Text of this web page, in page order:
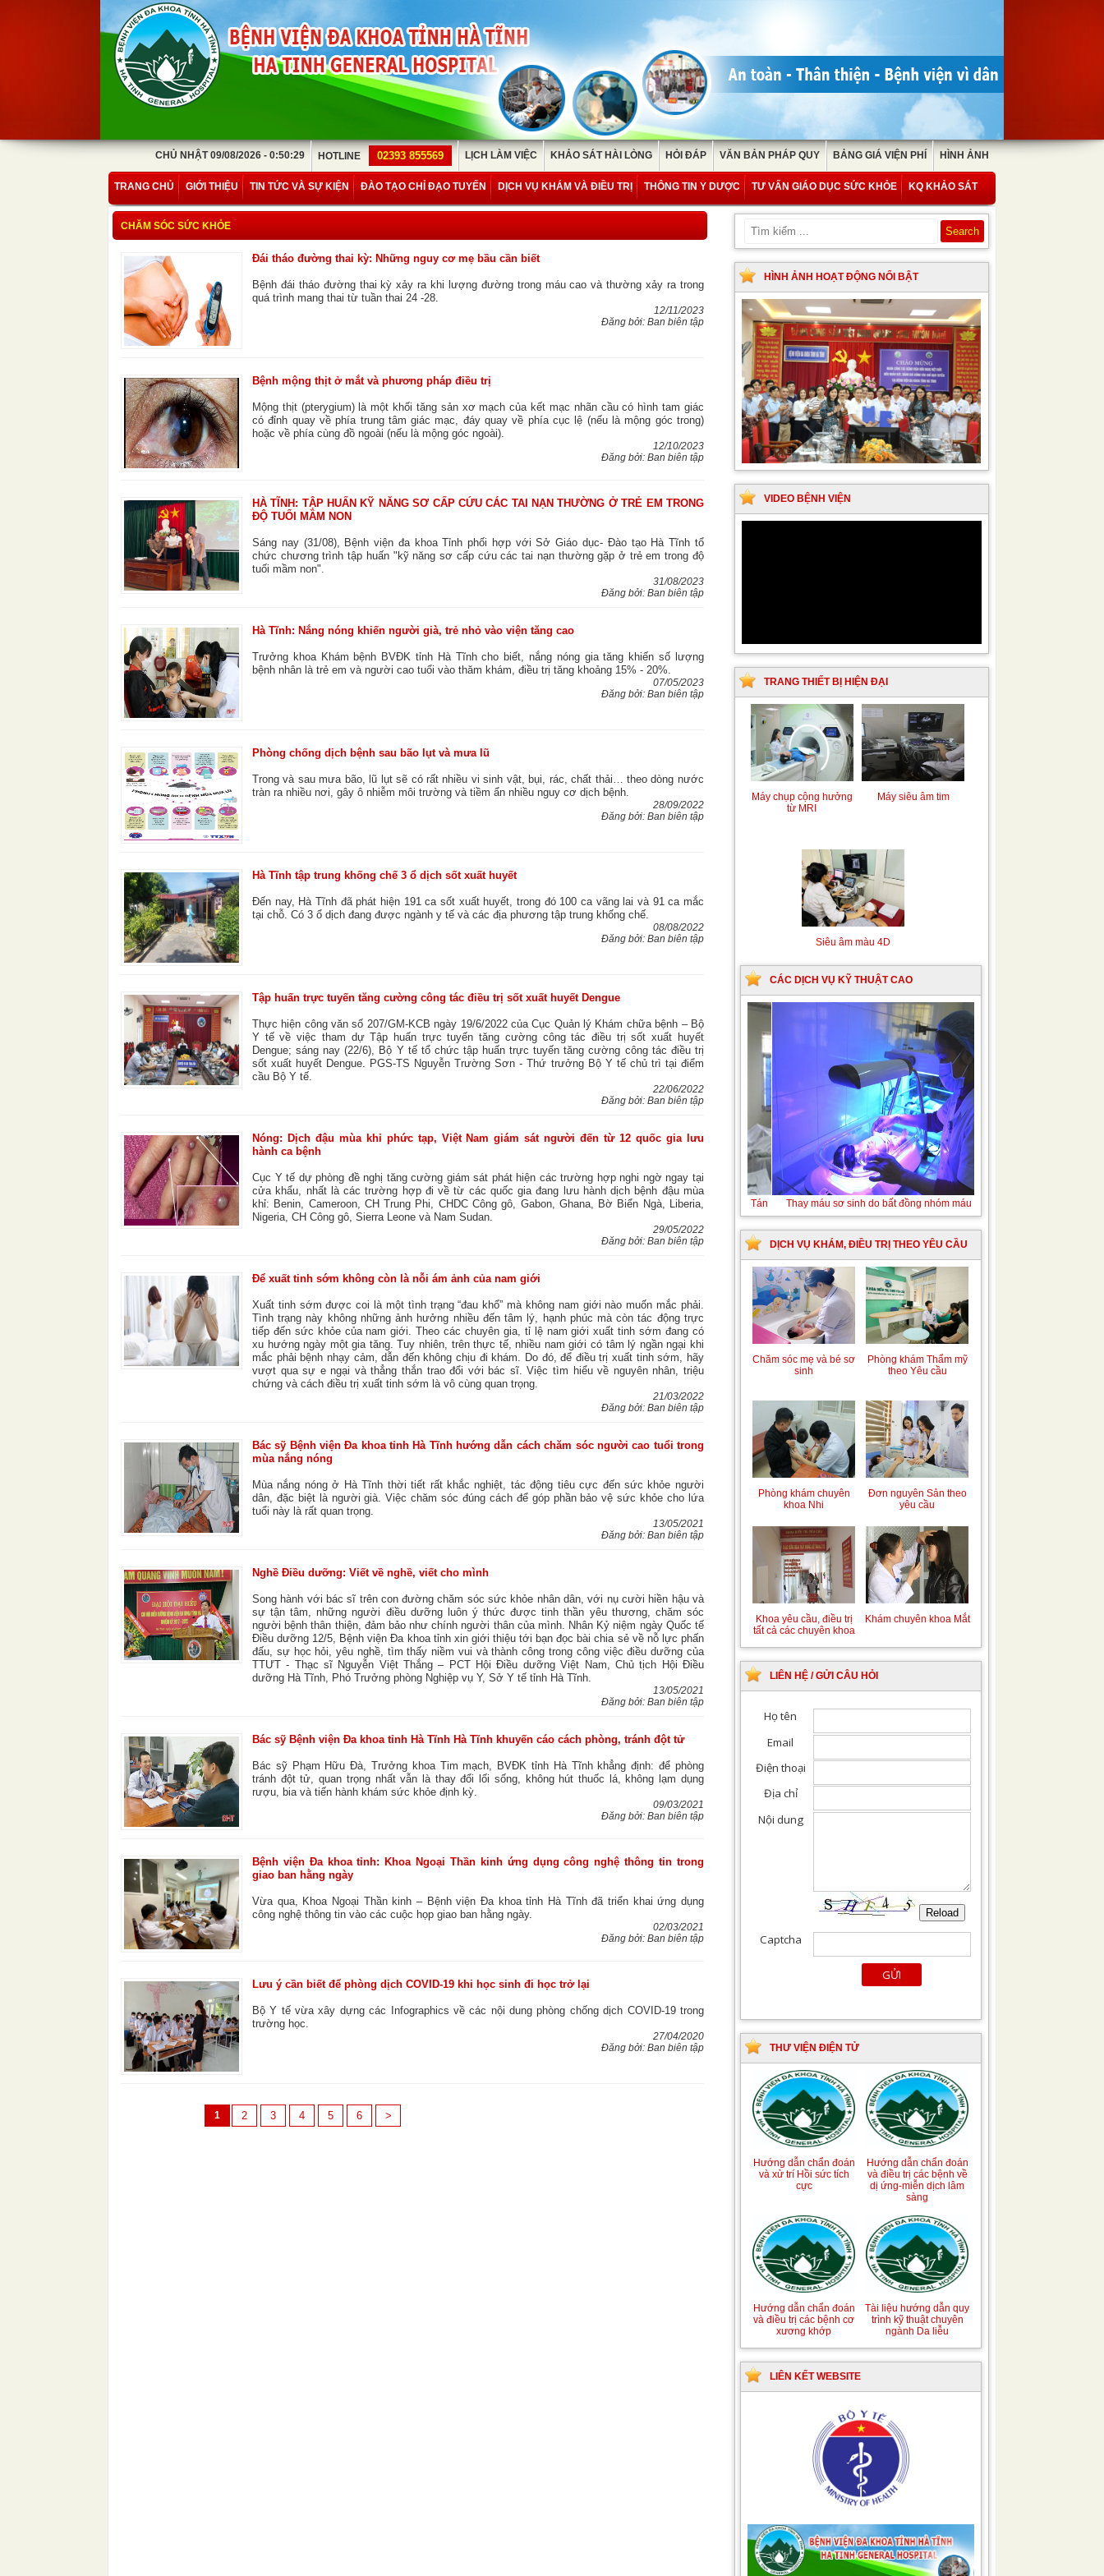
CHỦ NHẬT 09/08/2026 - 0:50:29 HOTLINE 02393 855569 LỊCH LÀM VIỆC KHẢO SÁT HÀI LÒNG HỎI ĐÁP VĂN BẢN PHÁP QUY BẢNG GIÁ VIỆN PHÍ HÌNH ẢNH
TRANG CHỦ GIỚI THIỆU TIN TỨC VÀ SỰ KIỆN ĐÀO TẠO CHỈ ĐẠO TUYẾN DỊCH VỤ KHÁM VÀ ĐIỀU TRỊ THÔNG TIN Y DƯỢC TƯ VẤN GIÁO DỤC SỨC KHỎE KQ KHẢO SÁT
CHĂM SÓC SỨC KHỎE
Đái tháo đường thai kỳ: Những nguy cơ mẹ bầu cần biết
Bệnh đái tháo đường thai kỳ xảy ra khi lượng đường trong máu cao và thường xảy ra trong
quá trình mang thai từ tuần thai 24 -28.
12/11/2023
Đăng bởi: Ban biên tập
Bệnh mộng thịt ở mắt và phương pháp điều trị
Mộng thịt (pterygium) là một khối tăng sản xơ mạch của kết mạc nhãn cầu có hình tam giác
có đỉnh quay về phía trung tâm giác mạc, đáy quay về phía cục lệ (nếu là mộng góc trong)
hoặc về phía cùng đồ ngoài (nếu là mộng góc ngoài).
12/10/2023
Đăng bởi: Ban biên tập
HÀ TĨNH: TẬP HUẤN KỸ NĂNG SƠ CẤP CỨU CÁC TAI NẠN THƯỜNG Ở TRẺ EM TRONG
ĐỘ TUỔI MẦM NON
Sáng nay (31/08), Bệnh viện đa khoa Tỉnh phối hợp với Sở Giáo dục- Đào tạo Hà Tĩnh tổ
chức chương trình tập huấn "kỹ năng sơ cấp cứu các tai nạn thường gặp ở trẻ em trong độ
tuối mầm non".
31/08/2023
Đăng bởi: Ban biên tập
Hà Tĩnh: Nắng nóng khiến người già, trẻ nhỏ vào viện tăng cao
Trưởng khoa Khám bệnh BVĐK tỉnh Hà Tĩnh cho biết, nắng nóng gia tăng khiến số lượng
bệnh nhân là trẻ em và người cao tuổi vào thăm khám, điều trị tăng khoảng 15% - 20%.
07/05/2023
Đăng bởi: Ban biên tập
Phòng chống dịch bệnh sau bão lụt và mưa lũ
Trong và sau mưa bão, lũ lụt sẽ có rất nhiều vi sinh vật, bụi, rác, chất thải… theo dòng nước
tràn ra nhiều nơi, gây ô nhiễm môi trường và tiềm ẩn nhiều nguy cơ dịch bệnh.
28/09/2022
Đăng bởi: Ban biên tập
Hà Tĩnh tập trung khống chế 3 ổ dịch sốt xuất huyết
Đến nay, Hà Tĩnh đã phát hiện 191 ca sốt xuất huyết, trong đó 100 ca vãng lai và 91 ca mắc
tại chỗ. Có 3 ổ dịch đang được ngành y tế và các địa phương tập trung khống chế.
08/08/2022
Đăng bởi: Ban biên tập
Tập huấn trực tuyến tăng cường công tác điều trị sốt xuất huyết Dengue
Thực hiện công văn số 207/GM-KCB ngày 19/6/2022 của Cục Quản lý Khám chữa bệnh – Bộ
Y tế về việc tham dự Tập huấn trực tuyến tăng cường công tác điều trị sốt xuất huyết
Dengue; sáng nay (22/6), Bộ Y tế tổ chức tập huấn trực tuyến tăng cường công tác điều trị
sốt xuất huyết Dengue. PGS-TS Nguyễn Trường Sơn - Thứ trưởng Bộ Y tế chủ trì tại điểm
cầu Bộ Y tế.
22/06/2022
Đăng bởi: Ban biên tập
Nóng: Dịch đậu mùa khỉ phức tạp, Việt Nam giám sát người đến từ 12 quốc gia lưu
hành ca bệnh
Cục Y tế dự phòng đề nghị tăng cường giám sát phát hiện các trường hợp nghi ngờ ngay tại
cửa khẩu, nhất là các trường hợp đi về từ các quốc gia đang lưu hành dịch bệnh đậu mùa
khỉ: Benin, Cameroon, CH Trung Phi, CHDC Công gô, Gabon, Ghana, Bờ Biển Ngà, Liberia,
Nigeria, CH Công gô, Sierra Leone và Nam Sudan.
29/05/2022
Đăng bởi: Ban biên tập
Để xuất tinh sớm không còn là nỗi ám ảnh của nam giới
Xuất tinh sớm được coi là một tình trạng “đau khổ” mà không nam giới nào muốn mắc phải.
Tình trạng này không những ảnh hưởng nhiều đến tâm lý, hạnh phúc mà còn tác động trực
tiếp đến sức khỏe của nam giới. Theo các chuyên gia, tỉ lệ nam giới xuất tinh sớm đang có
xu hướng ngày một gia tăng. Tuy nhiên, trên thực tế, nhiều nam giới có tâm lý ngần ngại khi
mắc phải bệnh nhạy cảm, dẫn đến không chịu đi khám. Do đó, để điều trị xuất tinh sớm, hãy
vượt qua sự e ngại và thẳng thắn trao đổi với bác sĩ. Việc tìm hiểu về nguyên nhân, triệu
chứng và cách điều trị xuất tinh sớm là vô cùng quan trọng.
21/03/2022
Đăng bởi: Ban biên tập
Bác sỹ Bệnh viện Đa khoa tỉnh Hà Tĩnh hướng dẫn cách chăm sóc người cao tuổi trong
mùa nắng nóng
Mùa nắng nóng ở Hà Tĩnh thời tiết rất khắc nghiệt, tác động tiêu cực đến sức khỏe người
dân, đặc biệt là người già. Việc chăm sóc đúng cách để góp phần bảo vệ sức khỏe cho lứa
tuổi này là rất quan trọng.
13/05/2021
Đăng bởi: Ban biên tập
Nghề Điều dưỡng: Viết về nghề, viết cho mình
Song hành với bác sĩ trên con đường chăm sóc sức khỏe nhân dân, với nụ cười hiền hậu và
sự tận tâm, những người điều dưỡng luôn ý thức được tinh thần yêu thương, chăm sóc
người bệnh thân thiện, đảm bảo như chính người thân của mình. Nhân Kỷ niệm ngày Quốc tế
Điều dưỡng 12/5, Bệnh viện Đa khoa tỉnh xin giới thiệu tới bạn đọc bài chia sẻ về nỗ lực phấn
đấu, sự học hỏi, yêu nghề, tìm thấy niềm vui và thành công trong công việc điều dưỡng của
TTƯT - Thạc sĩ Nguyễn Việt Thắng – PCT Hội Điều dưỡng Việt Nam, Chủ tịch Hội Điều
dưỡng Hà Tĩnh, Phó Trưởng phòng Nghiệp vụ Y, Sở Y tế tỉnh Hà Tĩnh.
13/05/2021
Đăng bởi: Ban biên tập
Bác sỹ Bệnh viện Đa khoa tỉnh Hà Tĩnh Hà Tĩnh khuyến cáo cách phòng, tránh đột tử
Bác sỹ Phạm Hữu Đà, Trưởng khoa Tim mạch, BVĐK tỉnh Hà Tĩnh khẳng định: để phòng
tránh đột tử, quan trọng nhất vẫn là thay đổi lối sống, không hút thuốc lá, không lạm dụng
rượu, bia và tiến hành khám sức khỏe định kỳ.
09/03/2021
Đăng bởi: Ban biên tập
Bệnh viện Đa khoa tỉnh: Khoa Ngoại Thần kinh ứng dụng công nghệ thông tin trong
giao ban hằng ngày
Vừa qua, Khoa Ngoại Thần kinh – Bệnh viện Đa khoa tỉnh Hà Tĩnh đã triển khai ứng dụng
công nghệ thông tin vào các cuộc họp giao ban hằng ngày.
02/03/2021
Đăng bởi: Ban biên tập
Lưu ý cần biết để phòng dịch COVID-19 khi học sinh đi học trở lại
Bộ Y tế vừa xây dựng các Infographics về các nội dung phòng chống dịch COVID-19 trong
trường học.
27/04/2020
Đăng bởi: Ban biên tập
1 2 3 4 5 6 >
HÌNH ẢNH HOẠT ĐỘNG NỔI BẬT
VIDEO BỆNH VIỆN
TRANG THIẾT BỊ HIỆN ĐẠI
Máy chụp cộng hưởng
từ MRI
Máy siêu âm tim
Siêu âm màu 4D
CÁC DỊCH VỤ KỸ THUẬT CAO
Tán sỏi niệu quản ngược dòng Laser
DỊCH VỤ KHÁM, ĐIỀU TRỊ THEO YÊU CẦU
Chăm sóc mẹ và bé sơ
sinh
Phòng khám Thẩm mỹ
theo Yêu cầu
Phòng khám chuyên
khoa Nhi
Đơn nguyên Sản theo
yêu cầu
Khoa yêu cầu, điều trị
tất cả các chuyên khoa
Khám chuyên khoa Mắt
LIÊN HỆ / GỬI CÂU HỎI
THƯ VIỆN ĐIỆN TỬ
Hướng dẫn chẩn đoán
và xử trí Hồi sức tích
cực
Hướng dẫn chẩn đoán
và điều trị các bệnh về
dị ứng-miễn dịch lâm
sàng
Hướng dẫn chẩn đoán
và điều trị các bệnh cơ
xương khớp
Tài liệu hướng dẫn quy
trình kỹ thuật chuyên
ngành Da liễu
LIÊN KẾT WEBSITE